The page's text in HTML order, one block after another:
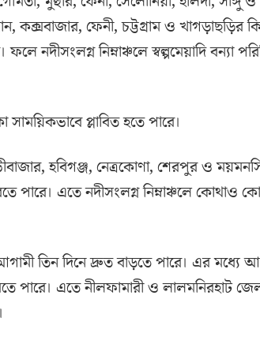
কক্সবাজার, ফেনী, চট্টগ্রাম ও খাগড়াছড়ির
নদীসংলগ্ন নিম্নাঞ্চলে স্বল্পমেয়াদি বন্যা
প্লাবিত হতে পারে।
হবিগঞ্জ, নেত্রকোণা, শেরপুর ও
পারে। এতে নদীসংলগ্ন নিম্নাঞ্চলে কোথাও
তিন দিনে দ্রুত বাড়তে পারে। এর মধ্যে
পারে। এতে নীলফামারী ও লালমনিরহাট